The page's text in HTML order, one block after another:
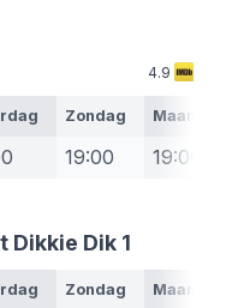
4.9
Zondag Maandag
19:00 19:00
Dikkie Dik 1
Zondag Maandag